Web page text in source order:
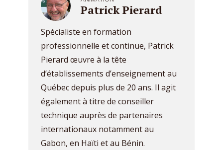
Patrick Pierard
Spécialiste en formation
professionnelle et continue, Patrick
Pierard œuvre à la tête
d’établissements d’enseignement au
Québec depuis plus de 20 ans. Il agit
également à titre de conseiller
technique auprès de partenaires
internationaux notamment au
Gabon, en Haïti et au Bénin.